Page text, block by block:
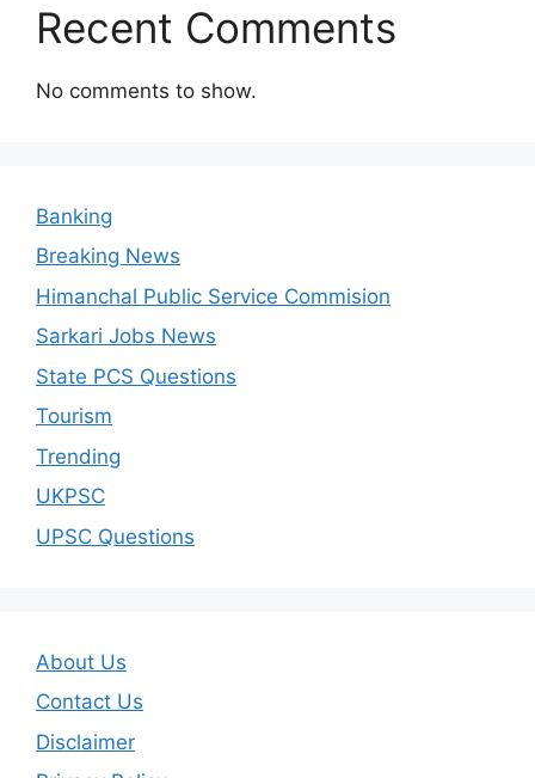
Recent Comments
No comments to show.
Banking
Breaking News
Himanchal Public Service Commision
Sarkari Jobs News
State PCS Questions
Tourism
Trending
UKPSC
UPSC Questions
About Us
Contact Us
Disclaimer